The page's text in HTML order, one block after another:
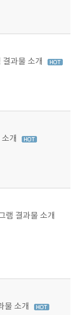
과물 소개
개
램 결과물 소개
물 소개